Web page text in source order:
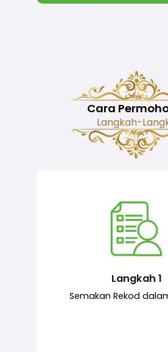
Cara
Langkah-
Langkah 1
Semakan Rekod
Semakan ke atas sejarah
yang pernah dibuat oleh